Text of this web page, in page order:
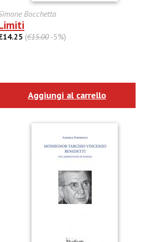
Bocchetta
(€15.00-5%)
Aggiungi al carrello